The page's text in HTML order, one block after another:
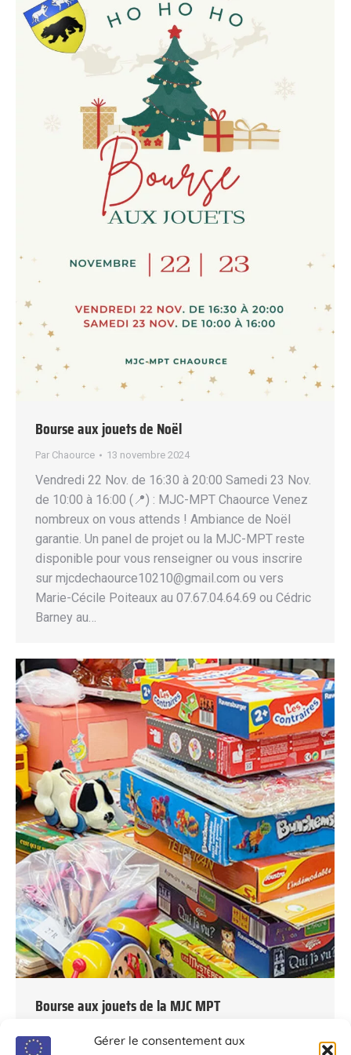
Gérer le consentement aux
Bourse aux jouets de Noël
Par Chaource 13 novembre 2024
Vendredi 22 Nov. de 16:30 à 20:00 Samedi 23 Nov.
de 10:00 à 16:00 (📍) : MJC-MPT Chaource Venez
nombreux on vous attends ! Ambiance de Noël
garantie. Un panel de projet ou la MJC-MPT reste
disponible pour vous renseigner ou vous inscrire
sur mjcdechaource10210@gmail.com ou vers
Marie-Cécile Poiteaux au 07.67.04.64.69 ou Cédric
Barney au…
Bourse aux jouets de la MJC MPT